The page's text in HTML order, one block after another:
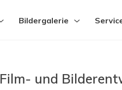
Bildergalerie
und